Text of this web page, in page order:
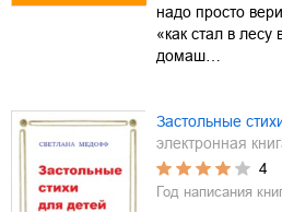
надо просто
«как стал в лесу
домаш…
Застольные
электронная
4
Год написания